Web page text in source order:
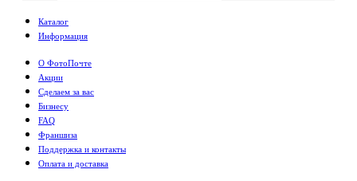
Каталог
Информация
О ФотоПочте
Акции
Сделаем за вас
Бизнесу
FAQ
Франшиза
Поддержка и контакты
Оплата и доставка